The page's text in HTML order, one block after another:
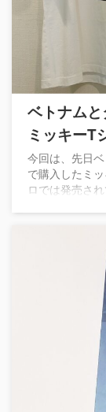
ベトナム
ミッキーT
今回は、先日
で購入したミ
ロでは発売さ